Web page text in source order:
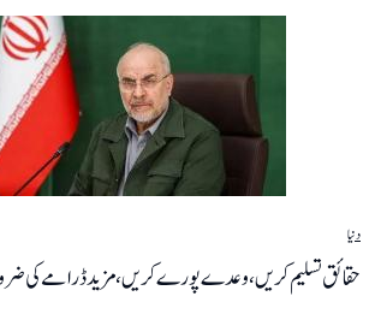
دنیا
حقائق تسلیم کریں، وعدے پورے کریں، مزید ڈرامے کی